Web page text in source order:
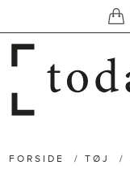
FORSIDE / TØJ /